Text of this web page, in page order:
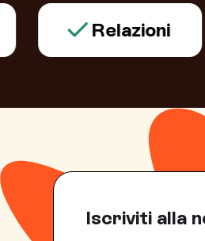
Relazioni
Iscriviti alla